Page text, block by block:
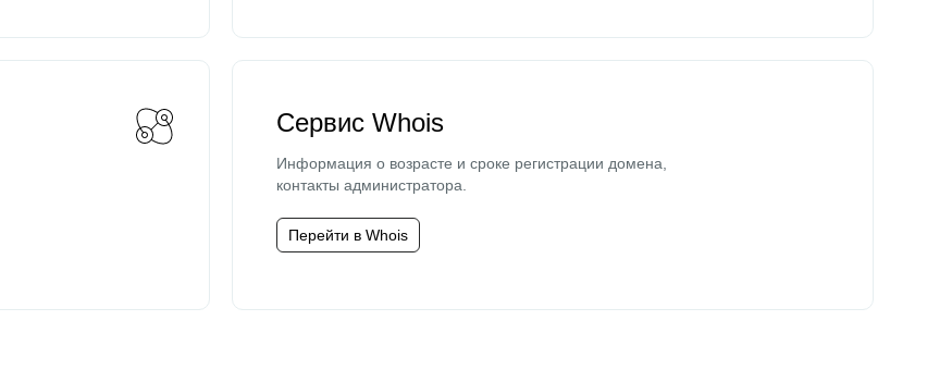
Сервис Whois
Информация о возрасте и сроке регистрации домена,
контакты администратора.
Перейти в Whois